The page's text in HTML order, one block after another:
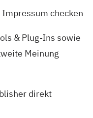
checken
& Plug-Ins sowie
Meinung
direkt